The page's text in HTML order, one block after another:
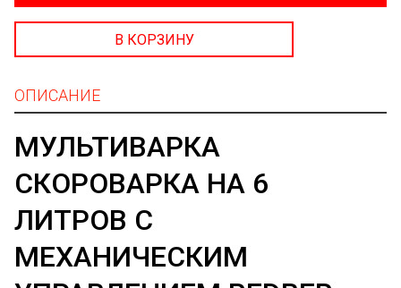
В КОРЗИНУ
ОПИСАНИЕ
МУЛЬТИВАРКА
СКОРОВАРКА НА 6
ЛИТРОВ С
МЕХАНИЧЕСКИМ